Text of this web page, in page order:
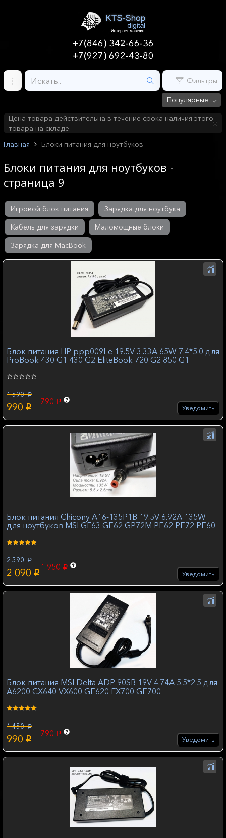
+7(846) 342-66-36
+7(927) 692-43-80
Фильтры
Популярные
Цена товара действительна в течение срока наличия этого
товара на складе.
Главная
Блоки питания для ноутбуков
Блоки питания для ноутбуков -
страница 9
Игровой блок питания
Зарядка для ноутбука
Кабель для зарядки
Маломощные блоки
Зарядка для MacBook
Блок питания HP ppp009l-e 19.5V 3.33A 65W 7.4*5.0 для
ProBook 430 G1 430 G2 EliteBook 720 G2 850 G1
1 590 p
990 p
790 p
Уведомить
Блок питания Chicony A16-135P1B 19.5V 6.92A 135W
для ноутбуков MSI GF63 GE62 GP72M PE62 PE72 PE60
2 590 p
2 090 p
1 950 p
Уведомить
Блок питания MSI Delta ADP-90SB 19V 4.74A 5.5*2.5 для
A6200 CX640 VX600 GE620 FX700 GE700
1 450 p
990 p
790 p
Уведомить